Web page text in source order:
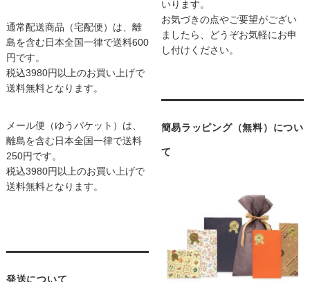
通常配送商品（宅配便）は、離
島を含む日本全国一律で送料600
円です。
税込3980円以上のお買い上げで
送料無料となります。
メール便（ゆうパケット）は、
離島を含む日本全国一律で送料
250円です。
税込3980円以上のお買い上げで
送料無料となります。
発送について
いります。
お気づきの点やご要望がござい
ましたら、どうぞお気軽にお申
し付けください。
簡易ラッピング（無料）につい
て